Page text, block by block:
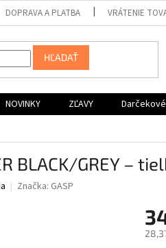
DOPRAVA A PLATBA VRÁTENIE
HĽADAŤ
NOVINKY ZĽAVY
BLACK/GREY –
Značka: GASP